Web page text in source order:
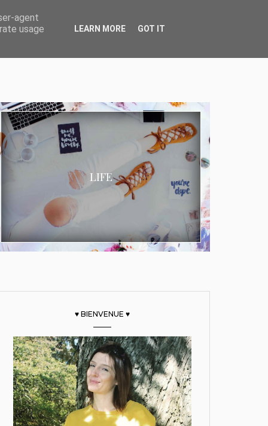
LIFE
♥ BIENVENUE ♥
agent
usage
LEARN MORE GOT IT